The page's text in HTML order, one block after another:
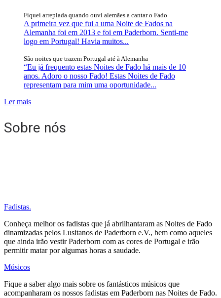
Fiquei arrepiada quando ouvi alemães a cantar o Fado
A primeira vez que fui a uma Noite de Fados na
Alemanha foi em 2013 e foi em Paderborn. Senti-me
logo em Portugal! Havia muitos...
São noites que trazem Portugal até à Alemanha
“Eu já frequento estas Noites de Fado há mais de 10
anos. Adoro o nosso Fado! Estas Noites de Fado
representam para mim uma oportunidade...
Ler mais
Sobre nós
Fadistas.
Conheça melhor os fadistas que já abrilhantaram as Noites de Fado
dinamizadas pelos Lusitanos de Paderborn e.V., bem como aqueles
que ainda irão vestir Paderborn com as cores de Portugal e irão
permitir matar por algumas horas a saudade.
Músicos
Fique a saber algo mais sobre os fantásticos músicos que
acompanharam os nossos fadistas em Paderborn nas Noites de Fado.